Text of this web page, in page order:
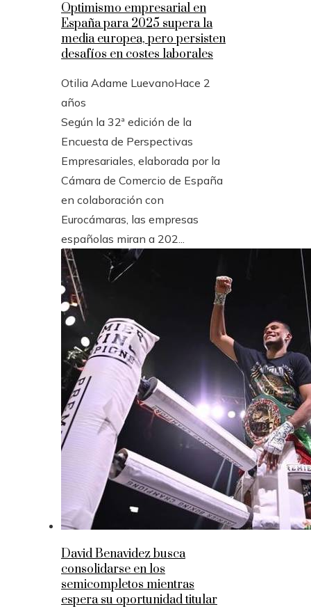
Optimismo empresarial en
España para 2025 supera la
media europea, pero persisten
desafíos en costes laborales
Otilia Adame LuevanoHace 2
años
Según la 32ª edición de la
Encuesta de Perspectivas
Empresariales, elaborada por la
Cámara de Comercio de España
en colaboración con
Eurocámaras, las empresas
españolas miran a 202...
David Benavidez busca
consolidarse en los
semicompletos mientras
espera su oportunidad titular